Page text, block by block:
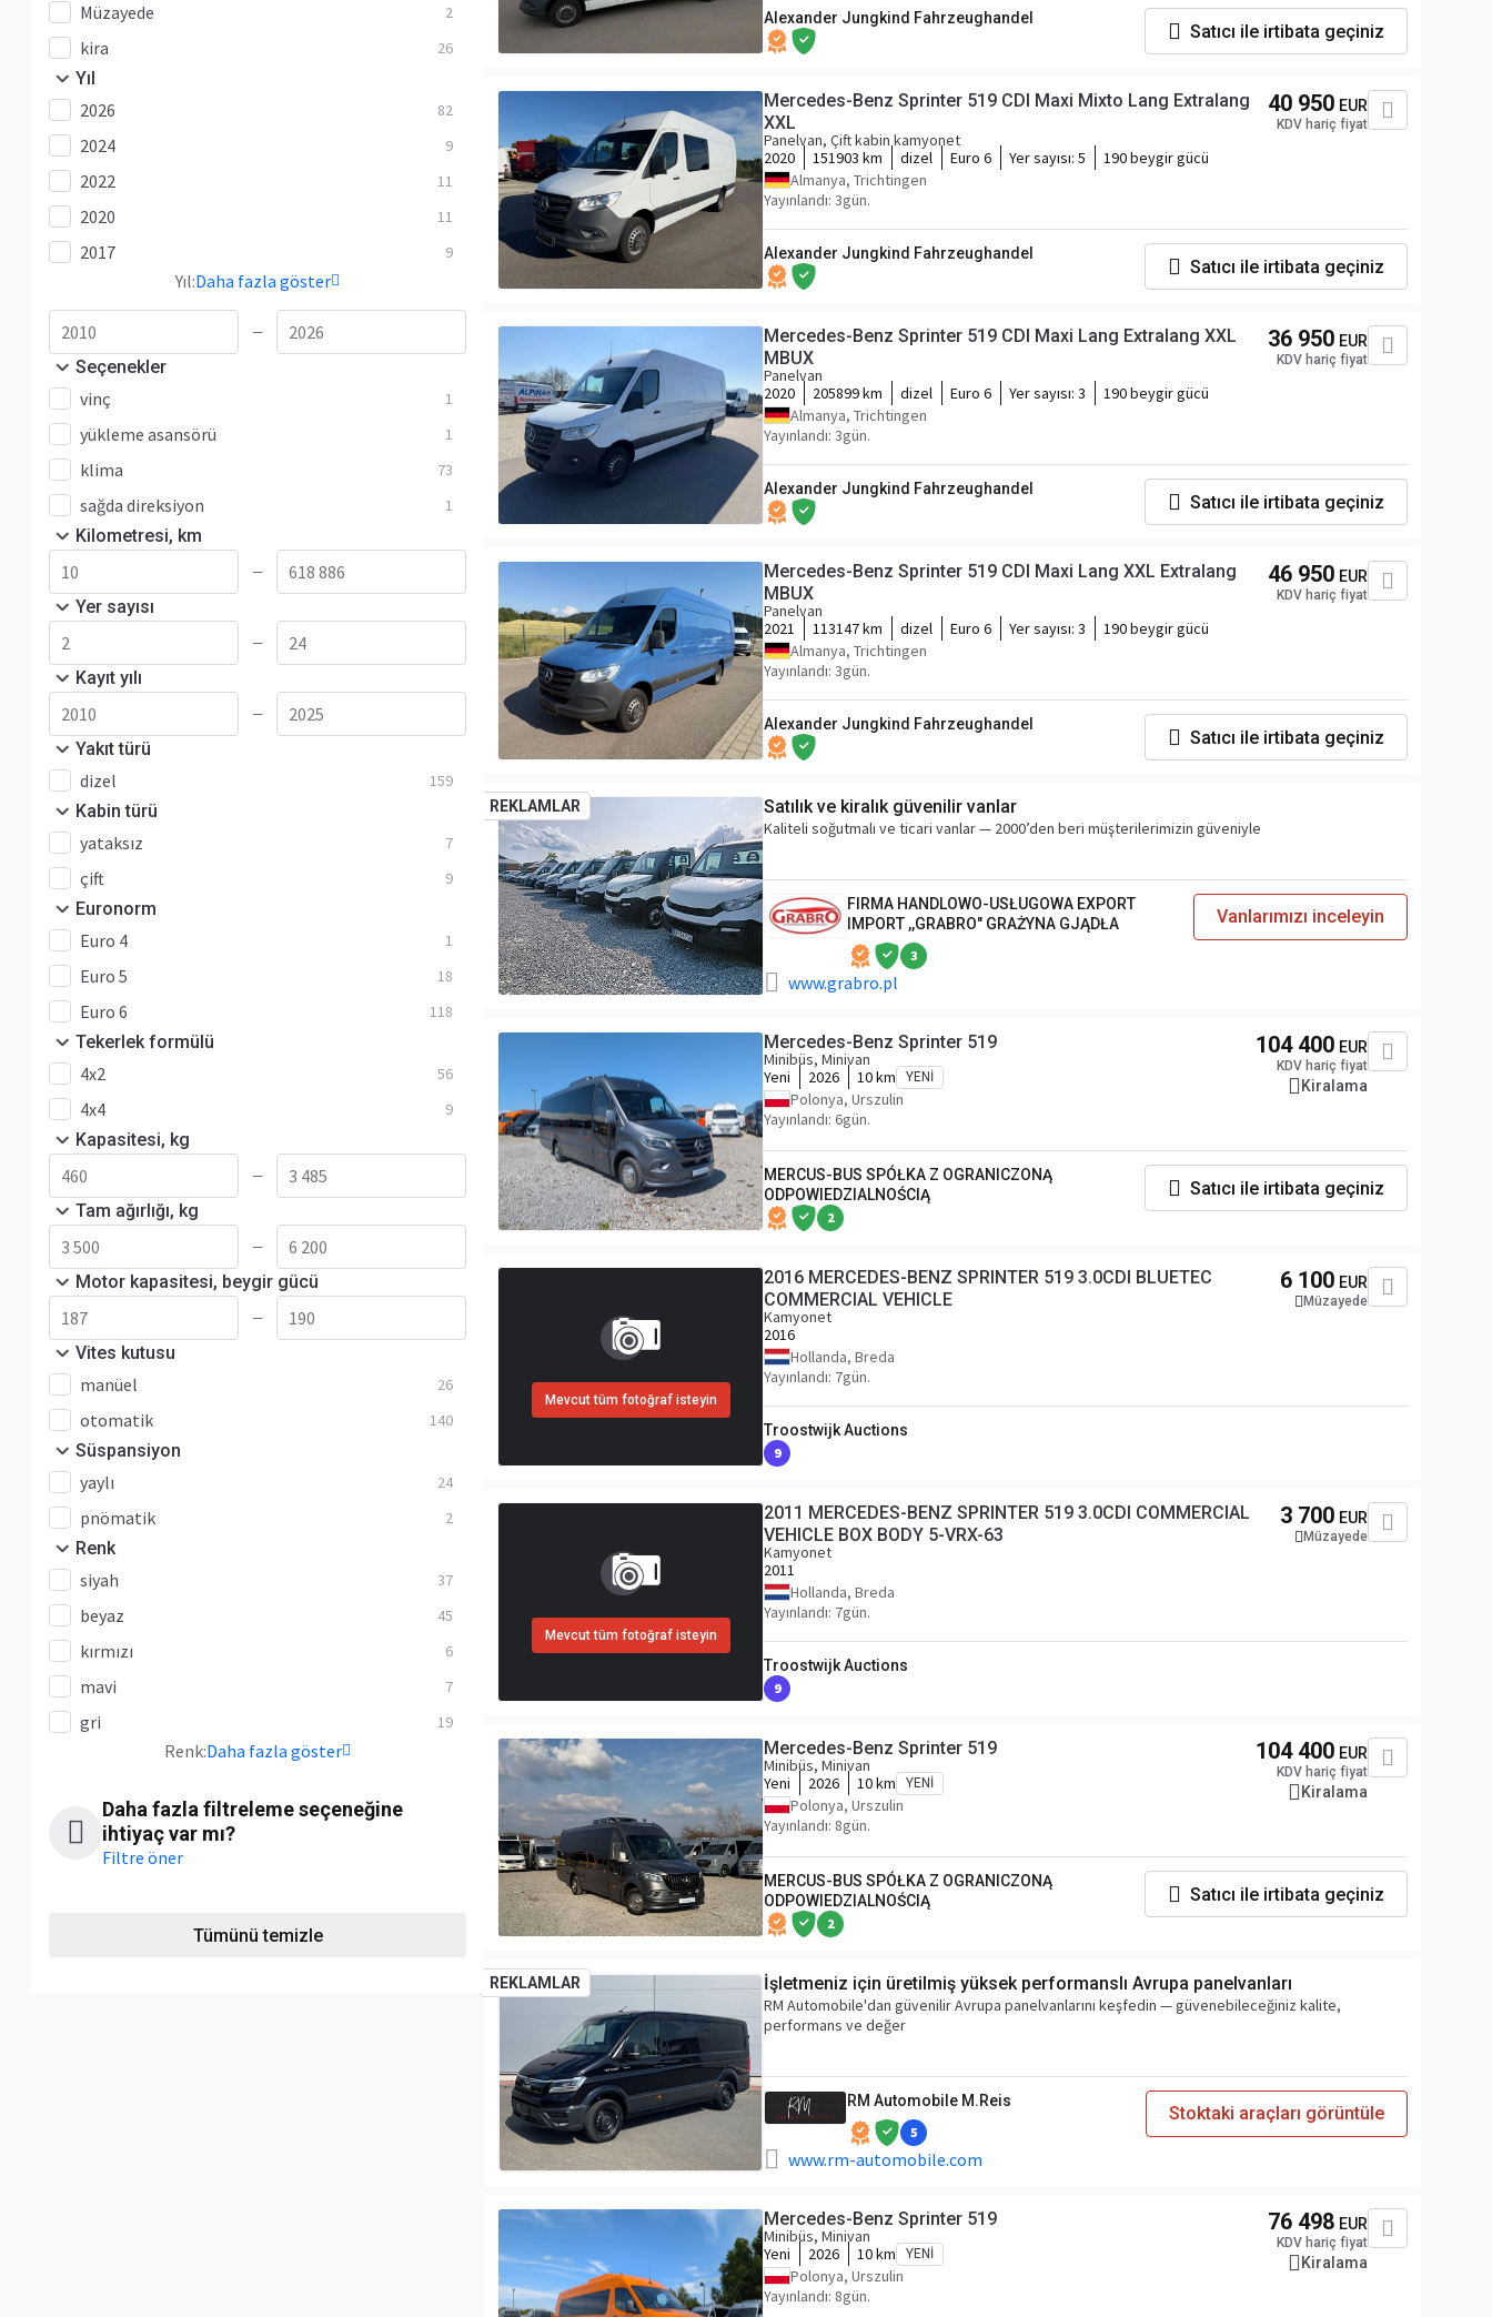
Sprinter 513 13
44
122
14
189
Vario 15
Viano 2
eSprinter
50
Müzayede 2
kira 26
Yıl
2026 82
2024 9
2022 11
2020 11
2017 9
Yıl:Daha fazla göster
—
Seçenekler
vinç 1
yükleme asansörü 1
klima 73
sağda direksiyon 1
Kilometresi, km
—
Yer sayısı
—
Kayıt yılı
—
Yakıt türü
dizel 159
Kabin türü
yataksız 7
çift 9
Euronorm
Euro 4 1
Euro 5 18
Euro 6 118
Tekerlek formülü
4x2 56
4x4 9
Kapasitesi, kg
—
Tam ağırlığı, kg
—
Motor kapasitesi, beygir gücü
—
Vites kutusu
manüel 26
otomatik 140
Süspansiyon
yaylı 24
pnömatik 2
Renk
siyah 37
beyaz 45
kırmızı 6
mavi 7
gri 19
Renk:Daha fazla göster
Daha fazla filtreleme seçeneğine
ihtiyaç var mı?
Filtre öner
Tümünü temizle
Alexander Jungkind Fahrzeughandel
Satıcı ile irtibata geçiniz
Mercedes-Benz Sprinter 519 CDI Maxi Mixto Lang Extralang
XXL
Panelvan, Çift kabin kamyonet
2020
151903 km dizel Euro 6 Yer sayısı: 5
190 beygir gücü
Almanya, Trichtingen
Yayınlandı: 3gün.
40 950 EUR
KDV hariç fiyat
Alexander Jungkind Fahrzeughandel
Satıcı ile irtibata geçiniz
Mercedes-Benz Sprinter 519 CDI Maxi Lang Extralang XXL
MBUX
Panelvan
2020
205899 km dizel Euro 6 Yer sayısı: 3
190 beygir gücü
Almanya, Trichtingen
Yayınlandı: 3gün.
36 950 EUR
KDV hariç fiyat
Alexander Jungkind Fahrzeughandel
Satıcı ile irtibata geçiniz
Mercedes-Benz Sprinter 519 CDI Maxi Lang XXL Extralang
MBUX
Panelvan
2021
113147 km dizel Euro 6 Yer sayısı: 3
190 beygir gücü
Almanya, Trichtingen
Yayınlandı: 3gün.
46 950 EUR
KDV hariç fiyat
Alexander Jungkind Fahrzeughandel
Satıcı ile irtibata geçiniz
REKLAMLAR Satılık ve kiralık güvenilir vanlar
Kaliteli soğutmalı ve ticari vanlar — 2000’den beri müşterilerimizin güveniyle
FIRMA HANDLOWO-USŁUGOWA EXPORT
IMPORT ,,GRABRO" GRAŻYNA GJĄDŁA
3
www.grabro.pl
Vanlarımızı inceleyin
Mercedes-Benz Sprinter 519
Minibüs, Minivan
Yeni
2026 10 km YENI
Polonya, Urszulin
Yayınlandı: 6gün.
104 400 EUR
KDV hariç fiyat
Kiralama
MERCUS-BUS SPÓŁKA Z OGRANICZONĄ
ODPOWIEDZIALNOŚCIĄ
2
Satıcı ile irtibata geçiniz
Mevcut tüm fotoğraf isteyin
2016 MERCEDES-BENZ SPRINTER 519 3.0CDI BLUETEC
COMMERCIAL VEHICLE
Kamyonet
2016
Hollanda, Breda
Yayınlandı: 7gün.
6 100 EUR
Müzayede
Troostwijk Auctions
9
Mevcut tüm fotoğraf isteyin
2011 MERCEDES-BENZ SPRINTER 519 3.0CDI COMMERCIAL
VEHICLE BOX BODY 5-VRX-63
Kamyonet
2011
Hollanda, Breda
Yayınlandı: 7gün.
3 700 EUR
Müzayede
Troostwijk Auctions
9
Mercedes-Benz Sprinter 519
Minibüs, Minivan
Yeni
2026 10 km YENI
Polonya, Urszulin
Yayınlandı: 8gün.
104 400 EUR
KDV hariç fiyat
Kiralama
MERCUS-BUS SPÓŁKA Z OGRANICZONĄ
ODPOWIEDZIALNOŚCIĄ
2
Satıcı ile irtibata geçiniz
REKLAMLAR İşletmeniz için üretilmiş yüksek performanslı Avrupa panelvanları
RM Automobile'dan güvenilir Avrupa panelvanlarını keşfedin — güvenebileceğiniz kalite,
performans ve değer
RM Automobile M.Reis
5
www.rm-automobile.com
Stoktaki araçları görüntüle
Mercedes-Benz Sprinter 519
Minibüs, Minivan
Yeni
2026 10 km YENI
Polonya, Urszulin
Yayınlandı: 8gün.
76 498 EUR
KDV hariç fiyat
Kiralama